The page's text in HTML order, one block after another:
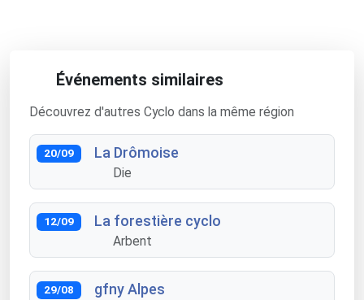
Événements similaires
Découvrez d'autres Cyclo dans la même région
20/09 La Drômoise
Die
12/09 La forestière cyclo
Arbent
29/08 gfny Alpes